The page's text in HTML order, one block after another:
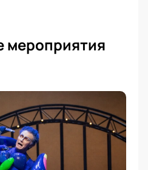
мероприятия